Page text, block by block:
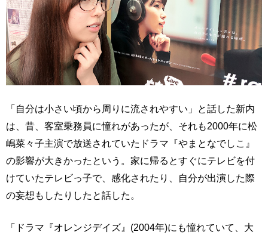
「自分は小さい頃から周りに流されやすい」と話した新内
は、昔、客室乗務員に憧れがあったが、それも2000年に松
嶋菜々子主演で放送されていたドラマ『やまとなでしこ』
の影響が大きかったという。家に帰るとすぐにテレビを付
けていたテレビっ子で、感化されたり、自分が出演した際
の妄想もしたりしたと話した。
「ドラマ『オレンジデイズ』(2004年)にも憧れていて、大